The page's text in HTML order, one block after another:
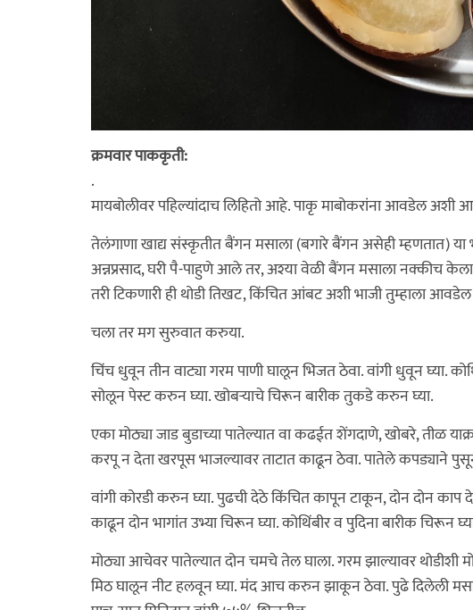
क्रमवार पाककृती:
.
मायबोलीवर पहिल्यांदाच लिहितो आहे. पाकृ माबोकरांना आवडेल अशी
तेलंगाणा खाद्य संस्कृतीत बैंगन मसाला (बगारे बैंगन असेही म्हणतात) या
अन्नप्रसाद, घरी पै-पाहुणे आले तर, अश्या वेळी बैंगन मसाला नक्कीच केला
तरी टिकणारी ही थोडी तिखट, किंचित आंबट अशी भाजी तुम्हाला
चला तर मग सुरुवात करुया.
चिंच धुवून तीन वाट्या गरम पाणी घालून भिजत ठेवा. वांगी धुवून घ्या.
सोलून पेस्ट करुन घ्या. खोबऱ्याचे चिरून बारीक तुकडे करुन घ्या.
एका मोठ्या जाड बुडाच्या पातेल्यात वा कढईत शेंगदाणे, खोबरे, तीळ
करपू न देता खरपूस भाजल्यावर ताटात काढून ठेवा. पातेले कपड्याने
वांगी कोरडी करुन घ्या. पुढची देठे किंचित कापून टाकून, दोन दोन
काढून दोन भागांत उभ्या चिरून घ्या. कोथिंबीर व पुदिना बारीक चिरून
मोठ्या आचेवर पातेल्यात दोन चमचे तेल घाला. गरम झाल्यावर थोडीशी
मिठ घालून नीट हलवून घ्या. मंद आच करुन झाकून ठेवा. पुढे दिलेली